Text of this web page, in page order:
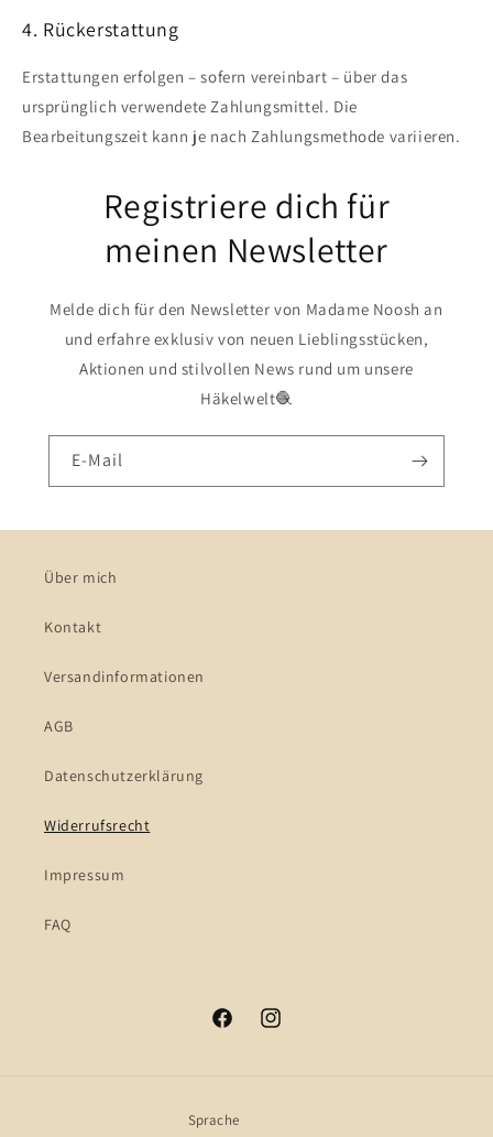
4. Rückerstattung
Erstattungen erfolgen – sofern vereinbart – über das
ursprünglich verwendete Zahlungsmittel. Die
Bearbeitungszeit kann je nach Zahlungsmethode variieren.
Registriere dich für
meinen Newsletter
Melde dich für den Newsletter von Madame Noosh an
und erfahre exklusiv von neuen Lieblingsstücken,
Aktionen und stilvollen News rund um unsere
Häkelwelt🧶
E-Mail
Über mich
Kontakt
Versandinformationen
AGB
Datenschutzerklärung
Widerrufsrecht
Impressum
FAQ
FacebookInstagram
Sprache